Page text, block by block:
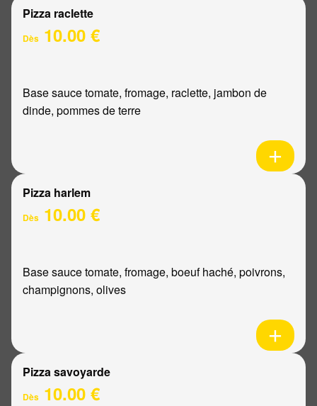
Pizza raclette
Dès 10.00 €
Base sauce tomate, fromage, raclette, jambon de
dinde, pommes de terre
Pizza harlem
Dès 10.00 €
Base sauce tomate, fromage, boeuf haché, poivrons,
champignons, olives
Pizza savoyarde
Dès 10.00 €